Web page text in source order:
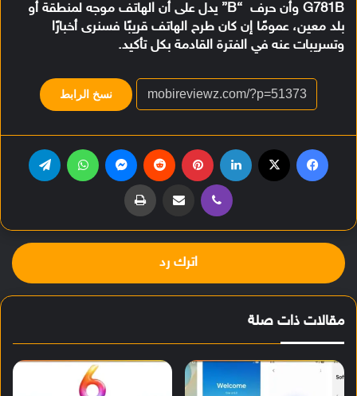
G781B وأن حرف “B” يدل على أن الهاتف موجه لمنطقة أو
بلد معين، عمومًا إن كان طرح الهاتف قريبًا فسنرى أخبارًا
وتسريبات عنه في الفترة القادمة بكل تأكيد.
نسخ الرابط
ڤايبر مشاركة عبر البريد طباعة
اترك رد
مقالات ذات صلة